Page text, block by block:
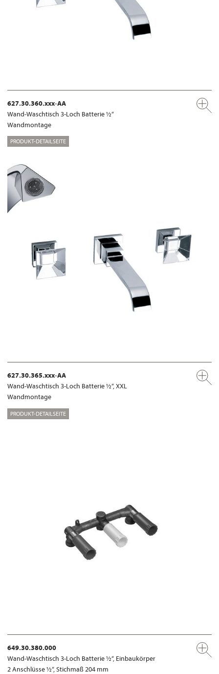
627.30.360.xxx-AA
Wand-Waschtisch 3-Loch Batterie ½“
Wandmontage
PRODUKT-DETAILSEITE
627.30.365.xxx-AA
Wand-Waschtisch 3-Loch Batterie ½“, XXL
Wandmontage
PRODUKT-DETAILSEITE
649.30.380.000
Wand-Waschtisch 3-Loch Batterie ½“, Einbaukörper
2 Anschlüsse ½“, Stichmaß 204 mm